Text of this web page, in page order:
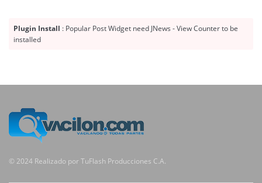
Plugin Install : Popular Post Widget need JNews - View Counter to be
installed
© 2024 Realizado por TuFlash Producciones C.A.